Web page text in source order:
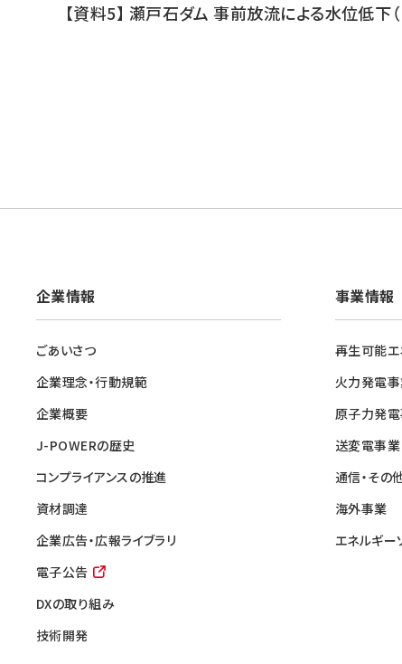
【資料5】 瀬戸石ダム 事前放流による水位低下（
企業情報
ごあいさつ
企業理念・行動規範
企業概要
J-POWERの歴史
コンプライアンスの推進
資材調達
企業広告・広報ライブラリ
電子公告
DXの取り組み
技術開発
事業情報
再生可能エ
火力発電
原子力発
送変電事業
通信・その
海外事業
エネルギー